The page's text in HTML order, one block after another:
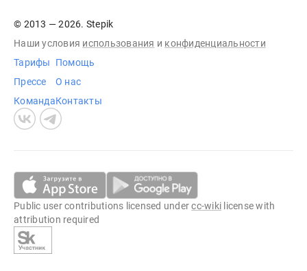
© 2013 — 2026. Stepik
Наши условия использования и конфиденциальности
Тарифы
Прессе
Команда
Помощь
О нас
Контакты
Public user contributions licensed undercc-wiki license with
attribution required